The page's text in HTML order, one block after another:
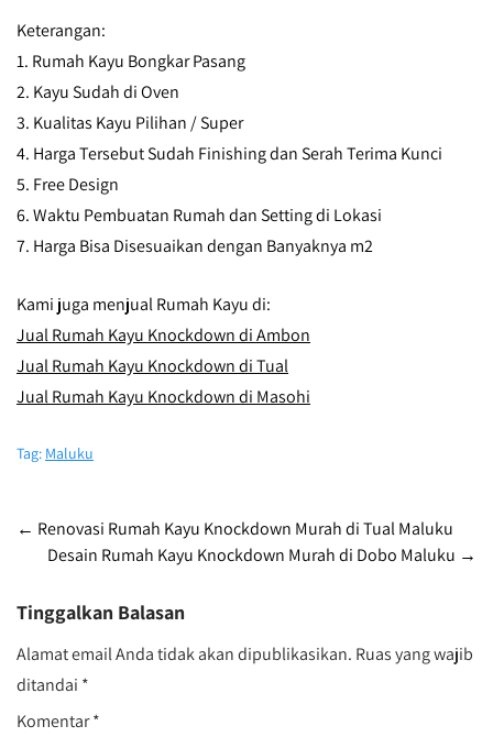
Keterangan:
1. Rumah Kayu Bongkar Pasang
2. Kayu Sudah di Oven
3. Kualitas Kayu Pilihan / Super
4. Harga Tersebut Sudah Finishing dan Serah Terima Kunci
5. Free Design
6. Waktu Pembuatan Rumah dan Setting di Lokasi
7. Harga Bisa Disesuaikan dengan Banyaknya m2
Kami juga menjual Rumah Kayu di:
Jual Rumah Kayu Knockdown di Ambon
Jual Rumah Kayu Knockdown di Tual
Jual Rumah Kayu Knockdown di Masohi
Tag: Maluku
Post
navigation
← Renovasi Rumah Kayu Knockdown Murah di Tual Maluku
Desain Rumah Kayu Knockdown Murah di Dobo Maluku →
Tinggalkan Balasan
Alamat email Anda tidak akan dipublikasikan. Ruas yang wajib
ditandai *
Komentar*